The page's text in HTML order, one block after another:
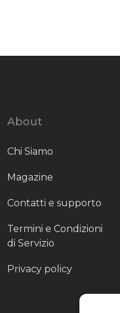
About
Chi Siamo
Magazine
Contatti e supporto
Termini e Condizioni
di Servizio
Privacy policy